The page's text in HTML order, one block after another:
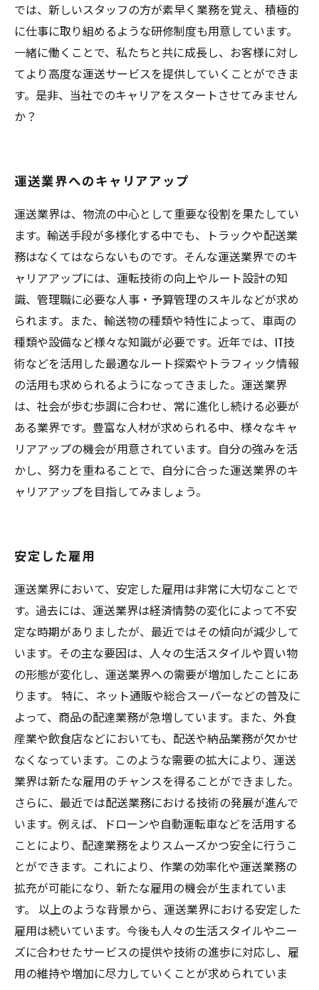
では、新しいスタッフの方が素早く業務を覚え、積極的
に仕事に取り組めるような研修制度も用意しています。
一緒に働くことで、私たちと共に成長し、お客様に対し
てより高度な運送サービスを提供していくことができま
す。是非、当社でのキャリアをスタートさせてみません
か？
運送業界へのキャリアアップ
運送業界は、物流の中心として重要な役割を果たしてい
ます。輸送手段が多様化する中でも、トラックや配送業
務はなくてはならないものです。そんな運送業界でのキ
ャリアアップには、運転技術の向上やルート設計の知
識、管理職に必要な人事・予算管理のスキルなどが求め
られます。また、輸送物の種類や特性によって、車両の
種類や設備など様々な知識が必要です。近年では、IT技
術などを活用した最適なルート探索やトラフィック情報
の活用も求められるようになってきました。運送業界
は、社会が歩む歩調に合わせ、常に進化し続ける必要が
ある業界です。豊富な人材が求められる中、様々なキャ
リアアップの機会が用意されています。自分の強みを活
かし、努力を重ねることで、自分に合った運送業界のキ
ャリアアップを目指してみましょう。
安定した雇用
運送業界において、安定した雇用は非常に大切なことで
す。過去には、運送業界は経済情勢の変化によって不安
定な時期がありましたが、最近ではその傾向が減少して
います。その主な要因は、人々の生活スタイルや買い物
の形態が変化し、運送業界への需要が増加したことにあ
ります。 特に、ネット通販や総合スーパーなどの普及に
よって、商品の配達業務が急増しています。また、外食
産業や飲食店などにおいても、配送や納品業務が欠かせ
なくなっています。このような需要の拡大により、運送
業界は新たな雇用のチャンスを得ることができました。
さらに、最近では配送業務における技術の発展が進んで
います。例えば、ドローンや自動運転車などを活用する
ことにより、配達業務をよりスムーズかつ安全に行うこ
とができます。これにより、作業の効率化や運送業務の
拡充が可能になり、新たな雇用の機会が生まれていま
す。 以上のような背景から、運送業界における安定した
雇用は続いています。今後も人々の生活スタイルやニー
ズに合わせたサービスの提供や技術の進歩に対応し、雇
用の維持や増加に尽力していくことが求められていま